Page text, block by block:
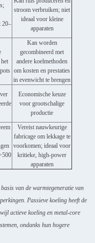
20–
stroom verbruiken; niet
ideaal voor kleine
apparaten
Kan worden
gecombineerd met
andere koelmethoden
om kosten en prestaties
in evenwicht te brengen
Economische keuze
voor grootschalige
productie
Vereist nauwkeurige
fabricage om lekkage te
voorkomen; ideaal voor
kritieke, high-power
apparaten
van de warmtegeneratie van
Passieve koeling heeft de
actieve koeling en metal-core
ondanks hun hogere